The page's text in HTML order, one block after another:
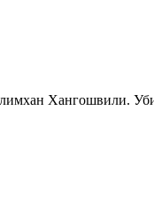
Хангошвили.